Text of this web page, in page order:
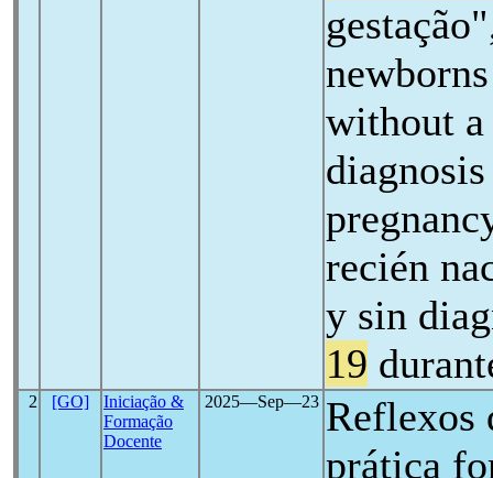
without
recién
y sin
19
2 [GO]
Iniciação &
Formação
Docente
2025―Sep―23 Reflexos
prática